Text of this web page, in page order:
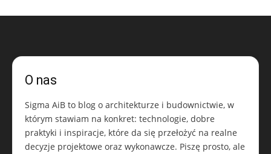
O nas
Sigma AiB to blog o architekturze i budownictwie, w
którym stawiam na konkret: technologie, dobre
praktyki i inspiracje, które da się przełożyć na realne
decyzje projektowe oraz wykonawcze. Piszę prosto, ale